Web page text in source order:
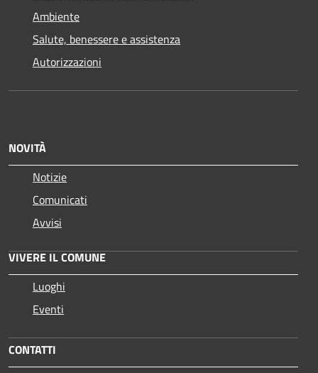
Ambiente
Salute, benessere e assistenza
Autorizzazioni
NOVITÀ
Notizie
Comunicati
Avvisi
VIVERE IL COMUNE
Luoghi
Eventi
CONTATTI